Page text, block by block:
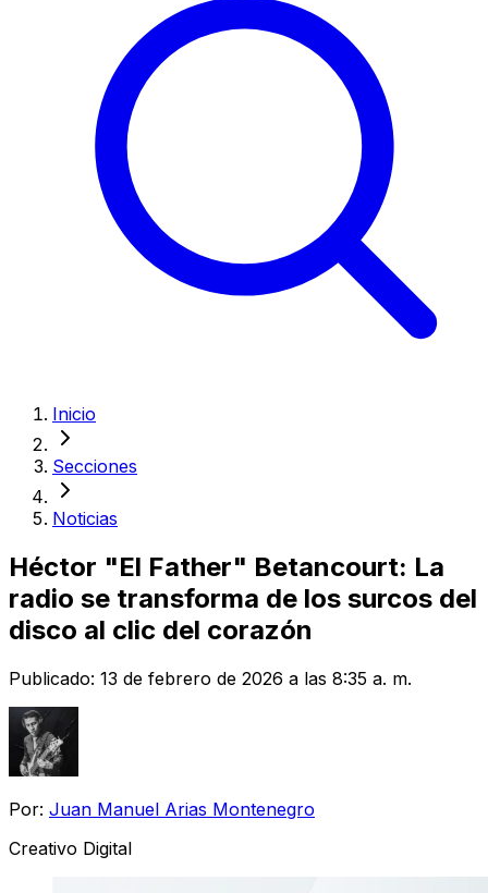
Inicio
Secciones
Noticias
Héctor "El Father" Betancourt: La
radio se transforma de los surcos del
disco al clic del corazón
Publicado: 13 de febrero de 2026 a las 8:35 a. m.
Por: Juan Manuel Arias Montenegro
Creativo Digital